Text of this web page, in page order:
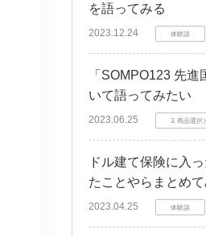
を語ってみる
2023.12.24 体験談
「SOMPO123 先
いて語ってみたい
2023.06.25 3. 商品選択
ドル建て保険に入
たことやらまとめて
2023.04.25 体験談